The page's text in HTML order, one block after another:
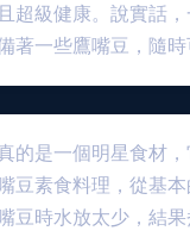
超級健康。說實話
著一些鷹嘴豆，隨時
的是一個明星食材
豆素食料理，從基
豆時水放太少，結